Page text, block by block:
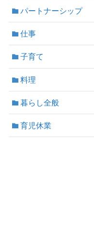
パートナーシップ
仕事
子育て
料理
暮らし全般
育児休業